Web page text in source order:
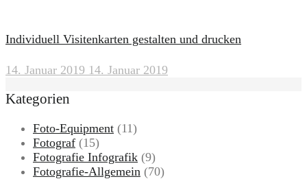
Individuell Visitenkarten gestalten und drucken
14. Januar 2019 14. Januar 2019
Kategorien
Foto-Equipment (11)
Fotograf (15)
Fotografie Infografik (9)
Fotografie-Allgemein (70)